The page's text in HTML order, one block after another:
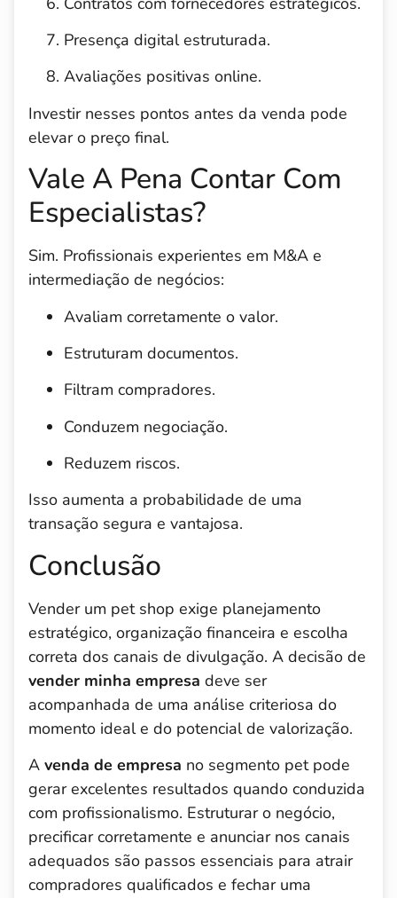
Presença digital estruturada.
Avaliações positivas online.
Investir nesses pontos antes da venda pode
elevar o preço final.
Vale A Pena Contar Com
Especialistas?
Sim. Profissionais experientes em M&A e
intermediação de negócios:
Avaliam corretamente o valor.
Estruturam documentos.
Filtram compradores.
Conduzem negociação.
Reduzem riscos.
Isso aumenta a probabilidade de uma
transação segura e vantajosa.
Conclusão
Vender um pet shop exige planejamento
estratégico, organização financeira e escolha
correta dos canais de divulgação. A decisão de
vender minha empresa deve ser
acompanhada de uma análise criteriosa do
momento ideal e do potencial de valorização.
A venda de empresa no segmento pet pode
gerar excelentes resultados quando conduzida
com profissionalismo. Estruturar o negócio,
precificar corretamente e anunciar nos canais
adequados são passos essenciais para atrair
compradores qualificados e fechar uma